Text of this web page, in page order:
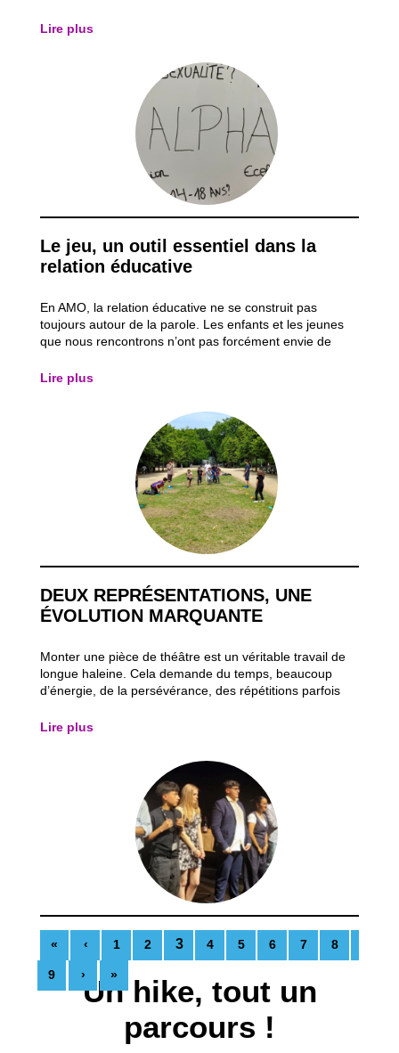
Un hike, tout un
parcours !
connaissance de la loi qui encadre la sexualité des
Lire plus
Le jeu, un outil essentiel dans la
relation éducative
En AMO, la relation éducative ne se construit pas
toujours autour de la parole. Les enfants et les jeunes
que nous rencontrons n’ont pas forcément envie de
éducateur est là. Il faut alors trouver d’autres chemins
Lire plus
DEUX REPRÉSENTATIONS, UNE
ÉVOLUTION MARQUANTE
Monter une pièce de théâtre est un véritable travail de
longue haleine. Cela demande du temps, beaucoup
d’énergie, de la persévérance, des répétitions parfois
mais surtout un fort engagement, tant de la part des
Lire plus
« ‹ 1 2 3 4 5 6 7 8
9 › »